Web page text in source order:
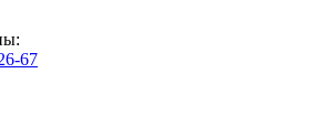
67